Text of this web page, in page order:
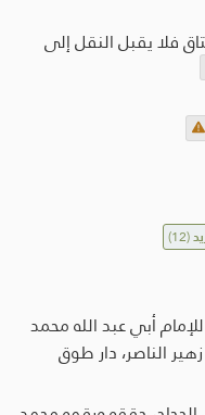
فلا يقبل النقل إلى
(12)
أبي عبد الله محمد
الناصر، دار طوق